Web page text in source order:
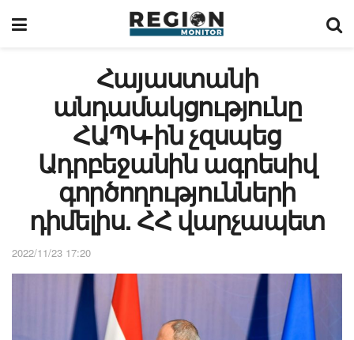
Հայաստանի
անդամակցությունը
ՀԱՊԿ-ին չզսպեց
Ադրբեջանին ագրեսիվ
գործողությունների
դիմելիս. ՀՀ վարչապետ
2022/11/23 17:20